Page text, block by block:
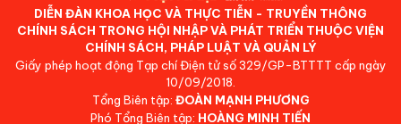
DIỄN ĐÀN KHOA HỌC VÀ THỰC TIỄN - TRUYỀN THÔNG
CHÍNH SÁCH TRONG HỘI NHẬP VÀ PHÁT TRIỂN THUỘC VIỆN
CHÍNH SÁCH, PHÁP LUẬT VÀ QUẢN LÝ
Giấy phép hoạt động Tạp chí Điện tử số 329/GP-BTTTT cấp ngày
10/09/2018.
Tổng Biên tập: ĐOÀN MẠNH PHƯƠNG
Phó Tổng Biên tập: HOÀNG MINH TIẾN